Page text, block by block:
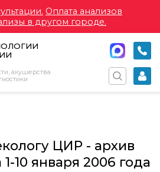
Оплата анализов
в другом городе.
акушерства
ЦИР - архив
10 января 2006 года